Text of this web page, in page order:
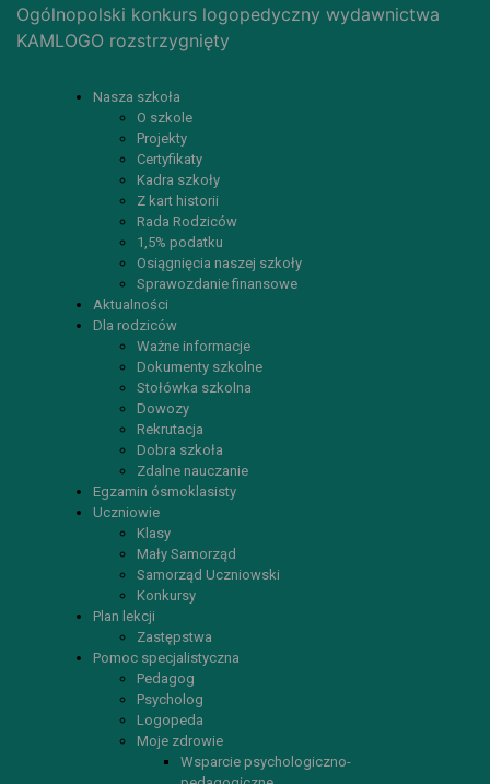
Ogólnopolski konkurs logopedyczny wydawnictwa
KAMLOGO rozstrzygnięty
Nasza szkoła
O szkole
Projekty
Certyfikaty
Kadra szkoły
Z kart historii
Rada Rodziców
1,5% podatku
Osiągnięcia naszej szkoły
Sprawozdanie finansowe
Aktualności
Dla rodziców
Ważne informacje
Dokumenty szkolne
Stołówka szkolna
Dowozy
Rekrutacja
Dobra szkoła
Zdalne nauczanie
Egzamin ósmoklasisty
Uczniowie
Klasy
Mały Samorząd
Samorząd Uczniowski
Konkursy
Plan lekcji
Zastępstwa
Pomoc specjalistyczna
Pedagog
Psycholog
Logopeda
Moje zdrowie
Wsparcie psychologiczno-